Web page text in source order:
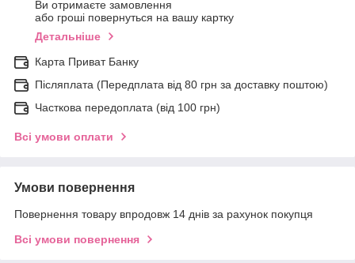
Ви отримаєте замовлення
або гроші повернуться на вашу картку
Детальніше
Карта Приват Банку
Післяплата (Передплата від 80 грн за доставку поштою)
Часткова передоплата (від 100 грн)
Всі умови оплати
Умови повернення
Повернення товару впродовж 14 днів за рахунок покупця
Всі умови повернення